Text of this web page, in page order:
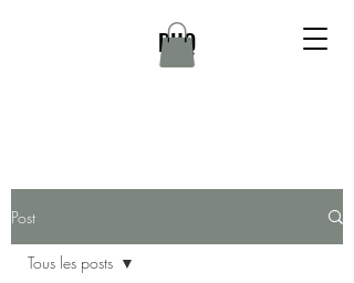
DHQ
Post
Tous les posts